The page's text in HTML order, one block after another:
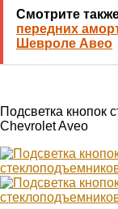
Смотрите
передних
Шевроле Авео
Подсветка кнопок
Chevrolet Aveo